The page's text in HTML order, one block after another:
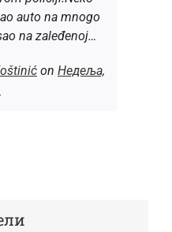
auto na mnogo
na zaleđenoj…
on Недеља,